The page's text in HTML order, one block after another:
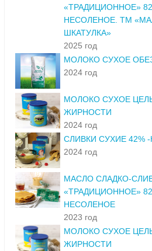
«ТРАДИЦИОННОЕ»
НЕСОЛЕНОЕ. ТМ
ШКАТУЛКА»
2025 год
МОЛОКО СУХОЕ
2024 год
МОЛОКО СУХОЕ
ЖИРНОСТИ
2024 год
СЛИВКИ СУХИЕ
2024 год
МАСЛО СЛАДКО-
«ТРАДИЦИОННОЕ»
НЕСОЛЕНОЕ
2023 год
МОЛОКО СУХОЕ
ЖИРНОСТИ